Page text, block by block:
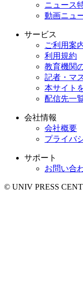
ニュース
動画ニュ
サービス
ご利用案
利用規約
教育機関
記者・マ
本サイト
配信先一
会社情報
会社概要
プライバ
サポート
お問い合
© UNIV PRESS